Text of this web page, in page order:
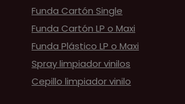
Funda Cartón Single
Funda Cartón LP o Maxi
Funda Plástico LP o Maxi
Spray limpiador vinilos
Cepillo limpiador vinilo